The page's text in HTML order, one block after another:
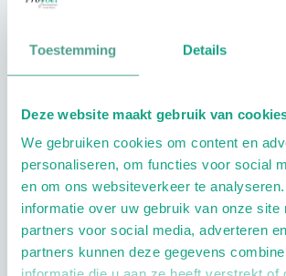
Toestemming Details
Deze website maakt gebruik van
We gebruiken cookies om content en
personaliseren, om functies voor social
en om ons websiteverkeer te
informatie over uw gebruik van onze site
partners voor social media, adverteren
partners kunnen deze gegevens
Diabetes Reuma
Extra opties